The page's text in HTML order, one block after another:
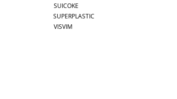
SUICOKE
SUPERPLASTIC
VISVIM